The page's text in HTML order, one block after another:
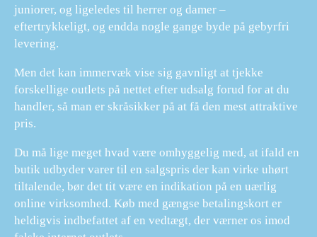
juniorer, og ligeledes til herrer og damer –
eftertrykkeligt, og endda nogle gange byde på gebyrfri
levering.
Men det kan immervæk vise sig gavnligt at tjekke
forskellige outlets på nettet efter udsalg forud for at du
handler, så man er skråsikker på at få den mest attraktive
pris.
Du må lige meget hvad være omhyggelig med, at ifald en
butik udbyder varer til en salgspris der kan virke uhørt
tiltalende, bør det tit være en indikation på en uærlig
online virksomhed. Køb med gængse betalingskort er
heldigvis indbefattet af en vedtægt, der værner os imod